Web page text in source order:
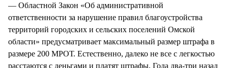
— Областной Закон «Об административной
ответственности за нарушение правил благоустройства
территорий городских и сельских поселений Омской
области» предусматривает максимальный размер штрафа в
размере 200 МРОТ. Естественно, далеко не все с легкостью
расстаются с деньгами и платят штрафы. Года два-три назад